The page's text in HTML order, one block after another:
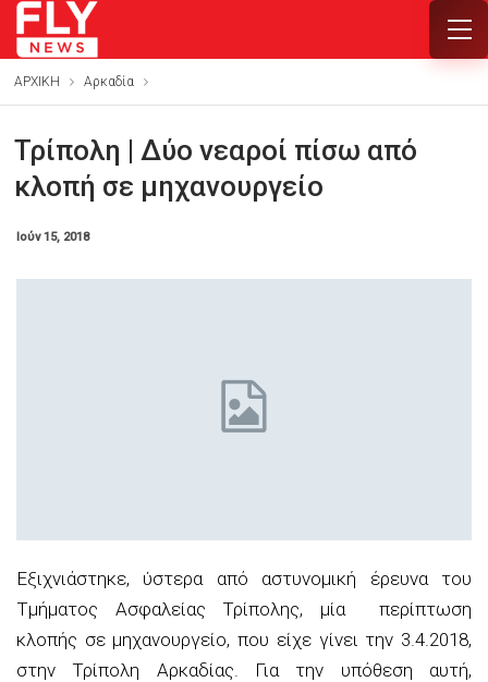
ΑΡΧΙΚΗ Αρκαδία
Τρίπολη | Δύο νεαροί πίσω από
κλοπή σε μηχανουργείο
Ιούν 15, 2018
Εξιχνιάστηκε, ύστερα από αστυνομική έρευνα του
Τμήματος Ασφαλείας Τρίπολης, μία περίπτωση
κλοπής σε μηχανουργείο, που είχε γίνει την 3.4.2018,
στην Τρίπολη Αρκαδίας. Για την υπόθεση αυτή,